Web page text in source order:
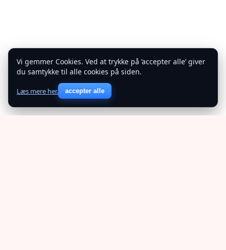
Vi gemmer Cookies. Ved at trykke på ’accepter alle’ giver
du samtykke til alle cookies på siden.
Læs mere her. accepter alle